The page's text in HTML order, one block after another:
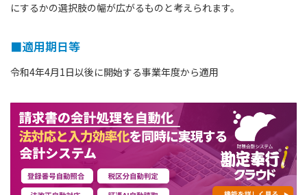
にするかの選択肢の幅が広がるものと考えられます。
■適用期日等
令和4年4月1日以後に開始する事業年度から適用